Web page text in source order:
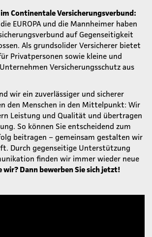
Continentale Versicherungsverbund:
EUROPA und die Mannheimer haben
auf Gegenseitigkeit
Als grundsolider Versicherer bietet
Privatpersonen sowie kleine und
Versicherungsschutz aus
wir ein zuverlässiger und sicherer
den Menschen in den Mittelpunkt: Wir
Leistung und Qualität und übertragen
So können Sie entscheidend zum
beitragen – gemeinsam gestalten wir
Durch gegenseitige Unterstützung
finden wir immer wieder neue
wir? Dann bewerben Sie sich jetzt!